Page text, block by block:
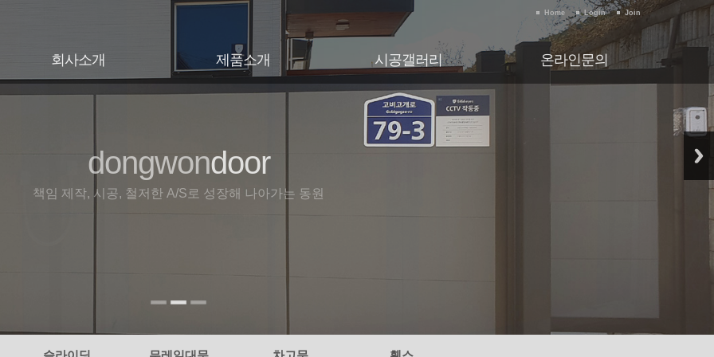
Home Login Join
회사소개
인사말
제품소개
차고문
휀스
시공갤러리
시공갤러리
온라인문의
door
dongwondoor
책임 제작, 시공, 철저한 A/S로 성장해 나아가는 동원
door